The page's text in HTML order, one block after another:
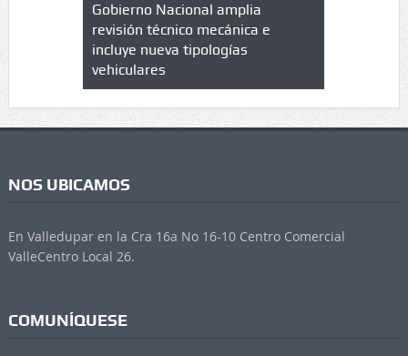
en
Gobierno Nacional amplia
revisión técnico mecánica e
incluye nueva tipologías
vehiculares
Qué es
NOS UBICAMOS
En Valledupar en la Cra 16a No 16-10 Centro Comercial
ValleCentro Local 26.
COMUNÍQUESE